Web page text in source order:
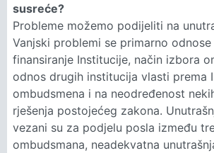
susreće?
Probleme možemo podijeliti na
Vanjski problemi se primarno
finansiranje Institucije, način izbora
odnos drugih institucija vlasti prema
ombudsmena i na neodređenost
rješenja postojećeg zakona.
vezani su za podjelu posla između
ombudsmana, neadekvatna